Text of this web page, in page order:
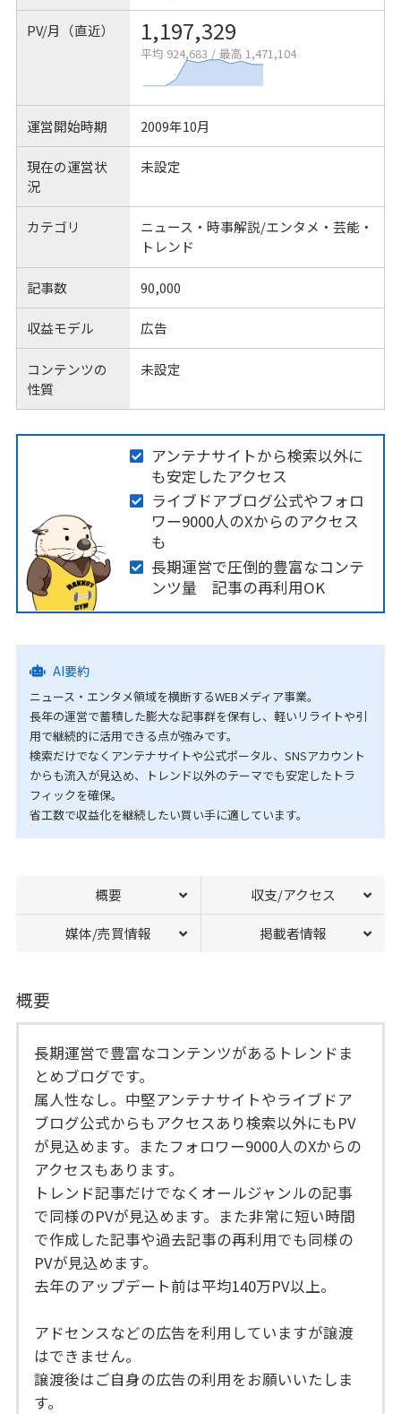
PV/月（直近） 1,197,329
平均 924,683 / 最高 1,471,104
運営開始時期 2009年10月
現在の運営状
況
未設定
カテゴリ
ニュース・時事解説/エンタメ・芸能・
トレンド
記事数 90,000
収益モデル 広告
コンテンツの
性質
未設定
アンテナサイトから検索以外に
も安定したアクセス
ライブドアブログ公式やフォロ
ワー9000人のXからのアクセス
も
長期運営で圧倒的豊富なコンテ
ンツ量 記事の再利用OK
AI要約
ニュース・エンタメ領域を横断するWEBメディア事業。
長年の運営で蓄積した膨大な記事群を保有し、軽いリライトや引
用で継続的に活用できる点が強みです。
検索だけでなくアンテナサイトや公式ポータル、SNSアカウント
からも流入が見込め、トレンド以外のテーマでも安定したトラ
フィックを確保。
省工数で収益化を継続したい買い手に適しています。
概要 収支/アクセス
媒体/売買情報 掲載者情報
概要
長期運営で豊富なコンテンツがあるトレンドま
とめブログです。
属人性なし。中堅アンテナサイトやライブドア
ブログ公式からもアクセスあり検索以外にもPV
が見込めます。またフォロワー9000人のXからの
アクセスもあります。
トレンド記事だけでなくオールジャンルの記事
で同様のPVが見込めます。また非常に短い時間
で作成した記事や過去記事の再利用でも同様の
PVが見込めます。
去年のアップデート前は平均140万PV以上。
アドセンスなどの広告を利用していますが譲渡
はできません。
譲渡後はご自身の広告の利用をお願いいたしま
す。